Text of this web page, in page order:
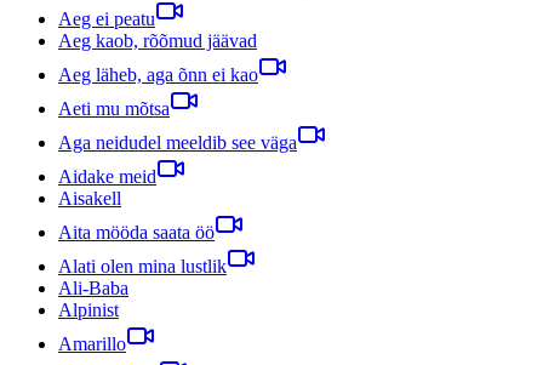
Aeg ei peatu
Aeg kaob, rõõmud jäävad
Aeg läheb, aga õnn ei kao
Aeti mu mõtsa
Aga neidudel meeldib see väga
Aidake meid
Aisakell
Aita mööda saata öö
Alati olen mina lustlik
Ali-Baba
Alpinist
Amarillo